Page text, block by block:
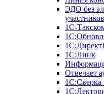
ЭДО без
1С-
1С:Линк
Отвечает
1С:Сверка